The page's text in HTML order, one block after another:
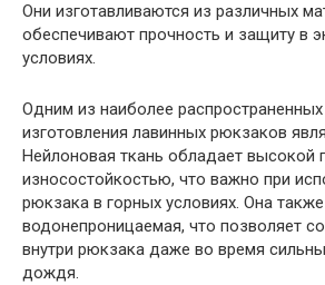
Они изготавливаются из различных
обеспечивают прочность и защиту в
условиях.
Одним из наиболее
изготовления лавинных рюкзаков
Нейлоновая ткань обладает высокой
износостойкостью, что важно при
рюкзака в горных условиях. Она также
водонепроницаемая, что позволяет
внутри рюкзака даже во время
дождя.